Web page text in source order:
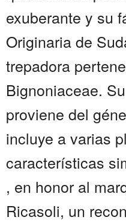
exuberante y su
Originaria de
trepadora
Bignoniaceae.
proviene del
incluye a varias
características
, en honor al
Ricasoli, un